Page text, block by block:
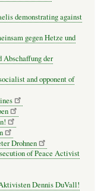
demonstrating against
gegen Hetze und
Abschaffung der
and opponent of
Drohnen
of Peace Activist
Dennis DuVall!